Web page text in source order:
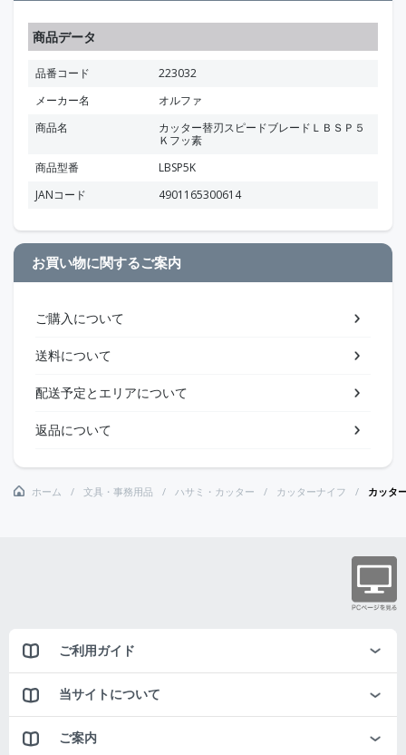
商品データ
品番コード
223032
メーカー名
オルファ
商品名
カッター替刃スピードブレードＬＢＳＰ５
Ｋフッ素
商品型番
LBSP5K
JANコード
4901165300614
お買い物に関するご案内
ご購入について
送料について
配送予定とエリアについて
返品について
ホーム 文具・事務用品 ハサミ・カッター カッターナイフ カッタ
ご利用ガイド
当サイトについて
ご案内